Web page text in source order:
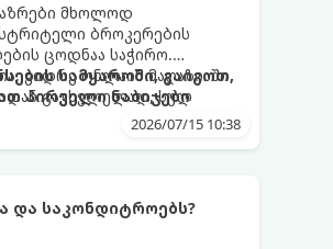
მხოლოდ
ბროკერების
ცოდნაა საჭირო.
ვიდრე ონლაინ მაღაზიაში
გაუსვლელად, სულ
სამყაროში, გაიგოთ,
პირველი ნაბიჯები
2026/07/15 10:38
და საკონდიტროებს?